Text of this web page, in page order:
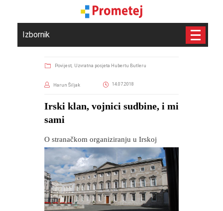
Izbornik
Povijest, Uzvratna posjeta Hubertu Butleru
Harun Šiljak 14.07.2018
Irski klan, vojnici sudbine, i mi
sami
O stranačkom organiziranju u Irskoj